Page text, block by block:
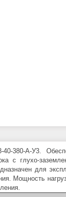
380-А-У3.
с глухо-
для
Мощность